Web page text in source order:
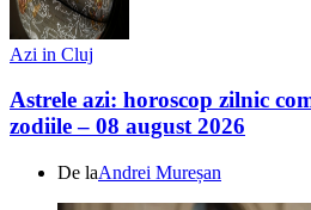
Azi in Cluj
Astrele azi: horoscop zilnic
zodiile – 08 august 2026
De laAndrei Mureșan